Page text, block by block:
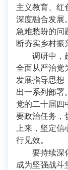
主义教育、红
深度融合发展
急难愁盼的问
断夯实乡村振
调研中，赵
全面从严治党
发展指导思想
出一系列部署
党的二十届四
要政治任务，
上来，坚定
行见效。
要持续深化
成为坚强战斗